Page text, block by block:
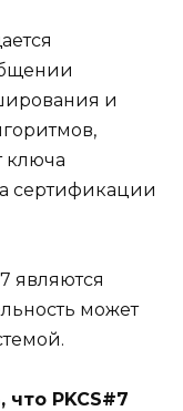
и
ключа
сертификации
являются
может
PKCS#7